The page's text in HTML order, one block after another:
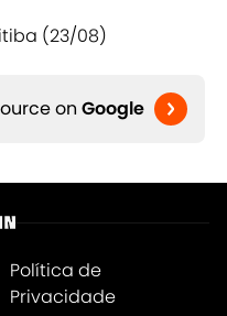
(23/08)
on Google
Política de
Privacidade